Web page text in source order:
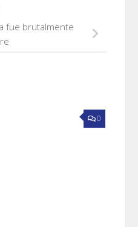
fue brutalmente
0